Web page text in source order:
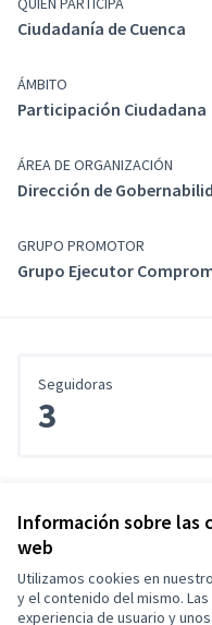
Información sobre las
web
Utilizamos cookies en
y el contenido del mismo.
experiencia de usuario y
Ciudadanía de Cuenca
ÁMBITO
Participación Ciudadana
ÁREA DE ORGANIZACIÓN
Dirección de
GRUPO PROMOTOR
Grupo Ejecutor
Seguidoras
3
Referencia:
Términos y condiciones de
Configuración de cookies
Cuenca Participa en X
Cuenca Participa en
Cuenca Participa